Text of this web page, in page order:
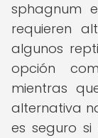
sphagnum
requieren
algunos
opción
mientras
alternativa
es seguro